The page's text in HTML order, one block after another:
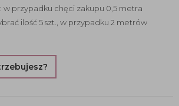
w przypadku chęci zakupu 0,5 metra
ilość 5 szt., w przypadku 2 metrów